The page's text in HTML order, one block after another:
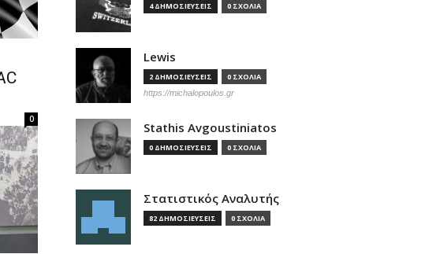
0
4 ΔΗΜΟΣΙΕΥΣΕΙΣ 0 ΣΧΟΛΙΑ
Lewis
2 ΔΗΜΟΣΙΕΥΣΕΙΣ 0 ΣΧΟΛΙΑ
https://michalopoulos.gr
Stathis Avgoustiniatos
0 ΔΗΜΟΣΙΕΥΣΕΙΣ 0 ΣΧΟΛΙΑ
Στατιστικός Αναλυτής
82 ΔΗΜΟΣΙΕΥΣΕΙΣ 0 ΣΧΟΛΙΑ